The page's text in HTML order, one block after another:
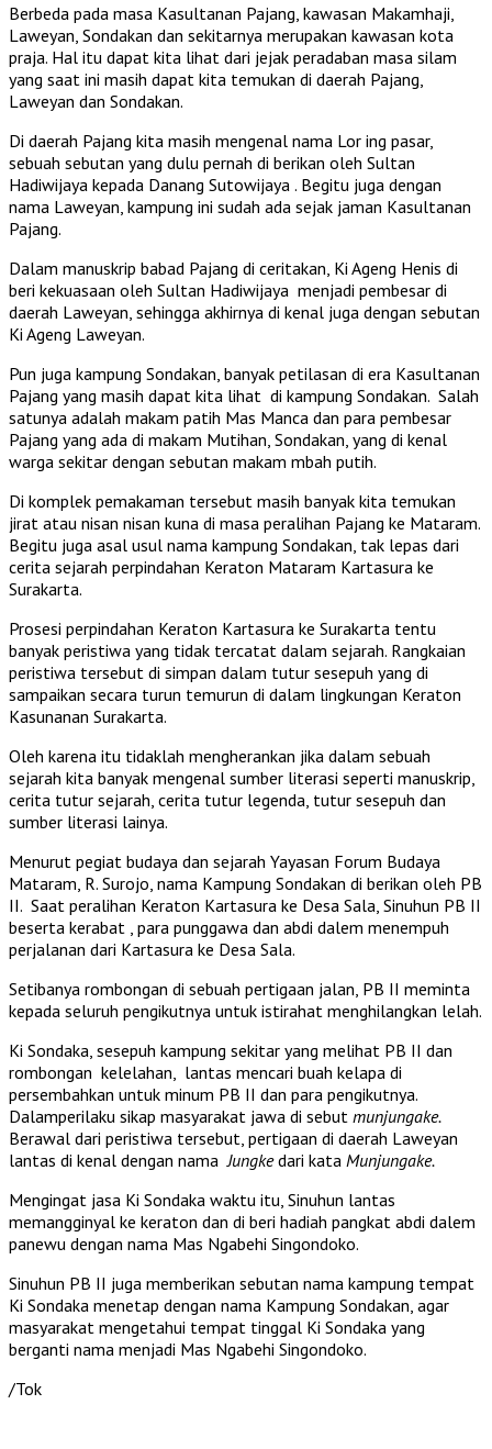
Berbeda pada masa Kasultanan Pajang, kawasan Makamhaji,
Laweyan, Sondakan dan sekitarnya merupakan kawasan kota
praja. Hal itu dapat kita lihat dari jejak peradaban masa silam
yang saat ini masih dapat kita temukan di daerah Pajang,
Laweyan dan Sondakan.
Di daerah Pajang kita masih mengenal nama Lor ing pasar,
sebuah sebutan yang dulu pernah di berikan oleh Sultan
Hadiwijaya kepada Danang Sutowijaya . Begitu juga dengan
nama Laweyan, kampung ini sudah ada sejak jaman Kasultanan
Pajang.
Dalam manuskrip babad Pajang di ceritakan, Ki Ageng Henis di
beri kekuasaan oleh Sultan Hadiwijaya menjadi pembesar di
daerah Laweyan, sehingga akhirnya di kenal juga dengan sebutan
Ki Ageng Laweyan.
Pun juga kampung Sondakan, banyak petilasan di era Kasultanan
Pajang yang masih dapat kita lihat di kampung Sondakan. Salah
satunya adalah makam patih Mas Manca dan para pembesar
Pajang yang ada di makam Mutihan, Sondakan, yang di kenal
warga sekitar dengan sebutan makam mbah putih.
Di komplek pemakaman tersebut masih banyak kita temukan
jirat atau nisan nisan kuna di masa peralihan Pajang ke Mataram.
Begitu juga asal usul nama kampung Sondakan, tak lepas dari
cerita sejarah perpindahan Keraton Mataram Kartasura ke
Surakarta.
Prosesi perpindahan Keraton Kartasura ke Surakarta tentu
banyak peristiwa yang tidak tercatat dalam sejarah. Rangkaian
peristiwa tersebut di simpan dalam tutur sesepuh yang di
sampaikan secara turun temurun di dalam lingkungan Keraton
Kasunanan Surakarta.
Oleh karena itu tidaklah mengherankan jika dalam sebuah
sejarah kita banyak mengenal sumber literasi seperti manuskrip,
cerita tutur sejarah, cerita tutur legenda, tutur sesepuh dan
sumber literasi lainya.
Menurut pegiat budaya dan sejarah Yayasan Forum Budaya
Mataram, R. Surojo, nama Kampung Sondakan di berikan oleh PB
II. Saat peralihan Keraton Kartasura ke Desa Sala, Sinuhun PB II
beserta kerabat , para punggawa dan abdi dalem menempuh
perjalanan dari Kartasura ke Desa Sala.
Setibanya rombongan di sebuah pertigaan jalan, PB II meminta
kepada seluruh pengikutnya untuk istirahat menghilangkan lelah.
Ki Sondaka, sesepuh kampung sekitar yang melihat PB II dan
rombongan kelelahan, lantas mencari buah kelapa di
persembahkan untuk minum PB II dan para pengikutnya.
Dalamperilaku sikap masyarakat jawa di sebut munjungake.
Berawal dari peristiwa tersebut, pertigaan di daerah Laweyan
lantas di kenal dengan nama Jungkedari kata Munjungake.
Mengingat jasa Ki Sondaka waktu itu, Sinuhun lantas
memangginyal ke keraton dan di beri hadiah pangkat abdi dalem
panewu dengan nama Mas Ngabehi Singondoko.
Sinuhun PB II juga memberikan sebutan nama kampung tempat
Ki Sondaka menetap dengan nama Kampung Sondakan, agar
masyarakat mengetahui tempat tinggal Ki Sondaka yang
berganti nama menjadi Mas Ngabehi Singondoko.
/Tok